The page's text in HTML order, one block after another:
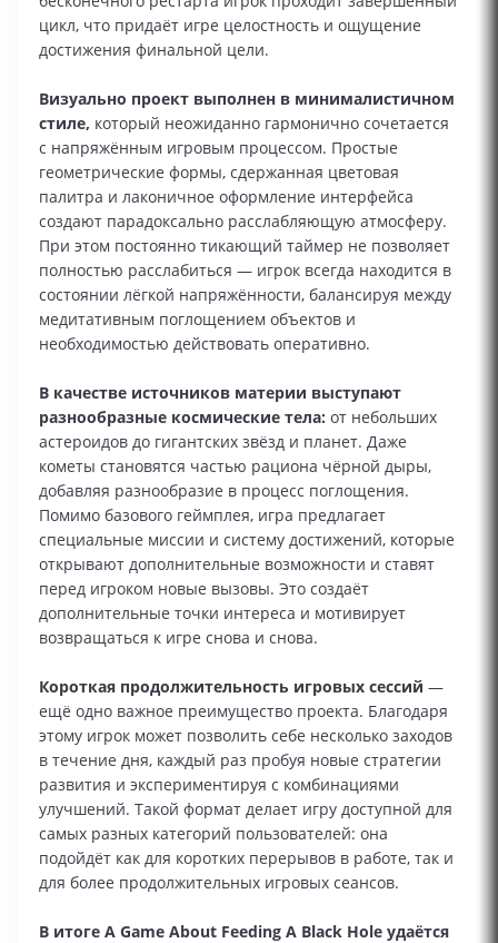
цикл, что придаёт игре целостность и ощущение
достижения финальной цели.
Визуально проект выполнен в минималистичном
стиле, который неожиданно гармонично сочетается
с напряжённым игровым процессом. Простые
геометрические формы, сдержанная цветовая
палитра и лаконичное оформление интерфейса
создают парадоксально расслабляющую атмосферу.
При этом постоянно тикающий таймер не позволяет
полностью расслабиться — игрок всегда находится в
состоянии лёгкой напряжённости, балансируя между
медитативным поглощением объектов и
необходимостью действовать оперативно.
В качестве источников материи выступают
разнообразные космические тела: от небольших
астероидов до гигантских звёзд и планет. Даже
кометы становятся частью рациона чёрной дыры,
добавляя разнообразие в процесс поглощения.
Помимо базового геймплея, игра предлагает
специальные миссии и систему достижений, которые
открывают дополнительные возможности и ставят
перед игроком новые вызовы. Это создаёт
дополнительные точки интереса и мотивирует
возвращаться к игре снова и снова.
Короткая продолжительность игровых сессий —
ещё одно важное преимущество проекта. Благодаря
этому игрок может позволить себе несколько заходов
в течение дня, каждый раз пробуя новые стратегии
развития и экспериментируя с комбинациями
улучшений. Такой формат делает игру доступной для
самых разных категорий пользователей: она
подойдёт как для коротких перерывов в работе, так и
для более продолжительных игровых сеансов.
В итоге A Game About Feeding A Black Hole удаётся